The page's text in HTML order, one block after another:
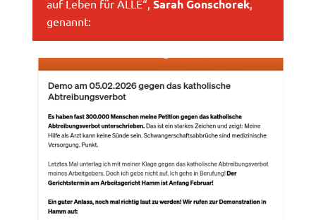
auf Leben für ALLE“,Sarah Gonschorek,
genannt: